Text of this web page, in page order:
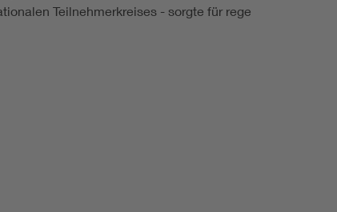
Teilnehmerkreises - sorgte für rege